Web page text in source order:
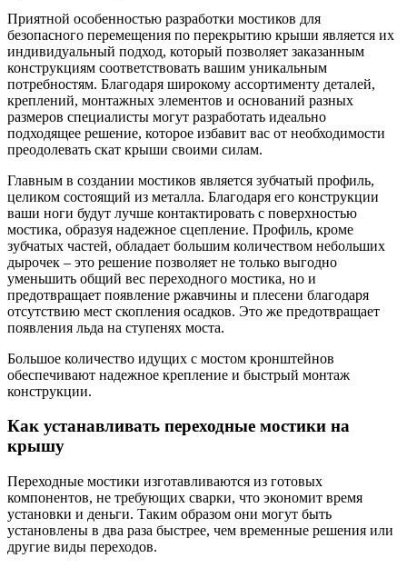
Приятной особенностью разработки мостиков для
безопасного перемещения по перекрытию крыши является их
индивидуальный подход, который позволяет заказанным
конструкциям соответствовать вашим уникальным
потребностям. Благодаря широкому ассортименту деталей,
креплений, монтажных элементов и оснований разных
размеров специалисты могут разработать идеально
подходящее решение, которое избавит вас от необходимости
преодолевать скат крыши своими силам.
Главным в создании мостиков является зубчатый профиль,
целиком состоящий из металла. Благодаря его конструкции
ваши ноги будут лучше контактировать с поверхностью
мостика, образуя надежное сцепление. Профиль, кроме
зубчатых частей, обладает большим количеством небольших
дырочек – это решение позволяет не только выгодно
уменьшить общий вес переходного мостика, но и
предотвращает появление ржавчины и плесени благодаря
отсутствию мест скопления осадков. Это же предотвращает
появления льда на ступенях моста.
Большое количество идущих с мостом кронштейнов
обеспечивают надежное крепление и быстрый монтаж
конструкции.
Как устанавливать переходные мостики на
крышу
Переходные мостики изготавливаются из готовых
компонентов, не требующих сварки, что экономит время
установки и деньги. Таким образом они могут быть
установлены ​​в два раза быстрее, чем временные решения или
другие виды переходов.